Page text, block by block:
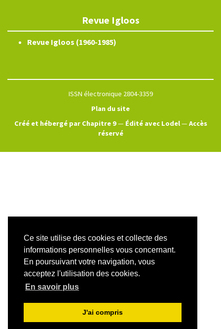
Ce site utilise des cookies et collecte des
informations personnelles vous concernant.
En poursuivant votre navigation, vous
acceptez l'utilisation des cookies.
En savoir plus
J'ai compris
Revue Igloos
Revue Igloos (1960-1985)
ISSN électronique 2804-3359
Plan du site
Créé et hébergé par Chapitre 9— Édité avec Lodel— Accès
réservé